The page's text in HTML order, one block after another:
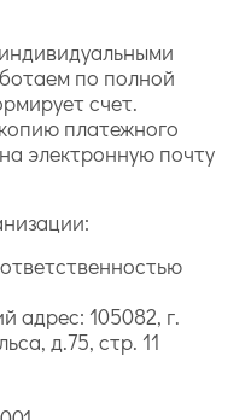
по полной
счет.
платежного
электронную почту
адрес: 105082, г.
д.75, стр. 11